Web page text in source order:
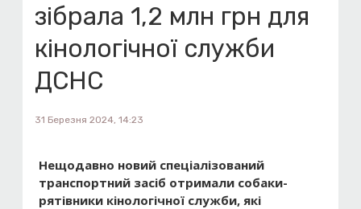
зібрала 1,2 млн грн для
кінологічної служби
ДСНС
31 Березня 2024, 14:23
Нещодавно новий спеціалізований
транспортний засіб отримали собаки-
рятівники кінологічної служби, які